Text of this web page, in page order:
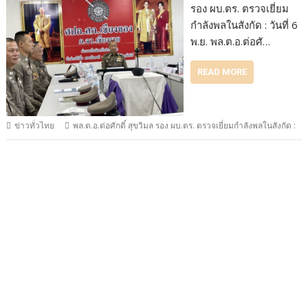
รอง ผบ.ตร. ตรวจเยี่ยม
กำลังพลในสังกัด : วันที่ 6
พ.ย. พล.ต.อ.ต่อศั…
READ MORE
ข่าวทั่วไทย พล.ต.อ.ต่อศักดิ์ สุขวิมล รอง ผบ.ตร. ตรวจเยี่ยมกำลังพลในสังกัด :